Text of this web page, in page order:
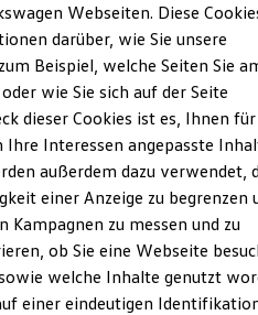
Service
Pannenhilfe
& Apps
Ihren ID. Buzz
Ihren Transporter/Caravelle
Ihren Amarok
andere Modelle
Data
Updates
im
Webseiten. Diese
darüber, wie Sie unsere
Beispiel, welche Seiten Sie
wie Sie sich auf der Seite
dieser Cookies ist es, Ihnen für
Ihre Interessen angepasste
außerdem dazu verwendet,
einer Anzeige zu begrenzen
zu messen und zu
ob Sie eine Webseite
welche Inhalte genutzt
einer eindeutigen